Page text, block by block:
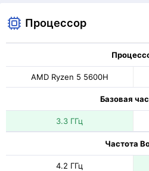
Процессор
AMD Ryzen 5 5600H
Базовая
3.3 ГГц
Частота
4.2 ГГц